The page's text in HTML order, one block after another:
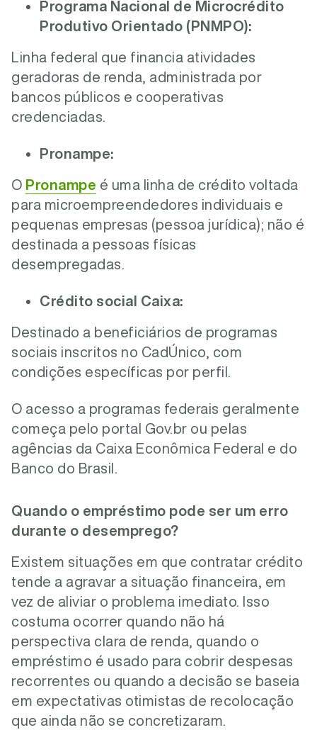
Programa Nacional de Microcrédito
Produtivo Orientado (PNMPO):
Linha federal que financia atividades
geradoras de renda, administrada por
bancos públicos e cooperativas
credenciadas.
Pronampe:
O Pronampe é uma linha de crédito voltada
para microempreendedores individuais e
pequenas empresas (pessoa jurídica); não é
destinada a pessoas físicas
desempregadas.
Crédito social Caixa:
Destinado a beneficiários de programas
sociais inscritos no CadÚnico, com
condições específicas por perfil.
O acesso a programas federais geralmente
começa pelo portal Gov.br ou pelas
agências da Caixa Econômica Federal e do
Banco do Brasil.
Quando o empréstimo pode ser um erro
durante o desemprego?
Existem situações em que contratar crédito
tende a agravar a situação financeira, em
vez de aliviar o problema imediato. Isso
costuma ocorrer quando não há
perspectiva clara de renda, quando o
empréstimo é usado para cobrir despesas
recorrentes ou quando a decisão se baseia
em expectativas otimistas de recolocação
que ainda não se concretizaram.